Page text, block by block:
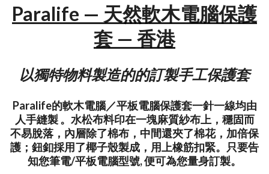
Paralife — 天然軟木電腦保護
套 — 香港
以獨特物料製造的的訂製手工保護套
Paralife的軟木電腦／平板電腦保護套一針一線均由
人手縫製 。水松布料印在一塊麻質紗布上，穩固而
不易脫落，內層除了棉布，中間還夾了棉花，加倍保
護；鈕釦採用了椰子殼製成，用上橡筋扣緊。只要告
知您筆電/平板電腦型號, 便可為您量身訂製。